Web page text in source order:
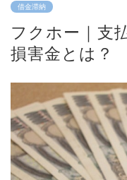
借金滞納
フクホー｜支
損害金とは？